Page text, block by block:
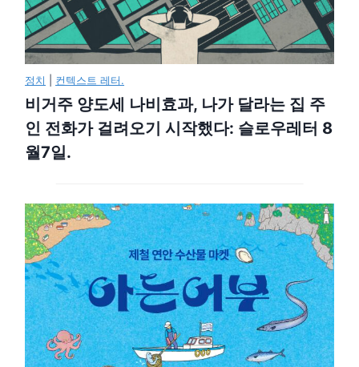
정치 컨텍스트 레터.
비거주 양도세 나비효과, 나가 달라는 집 주
인 전화가 걸려오기 시작했다: 슬로우레터 8
월7일.